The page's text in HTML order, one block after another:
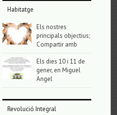
Habitatge
Els nostres
principals objectius;
Compartir amb
Els dies 10 i 11 de
gener, en Miguel
Angel
Revolució Integral